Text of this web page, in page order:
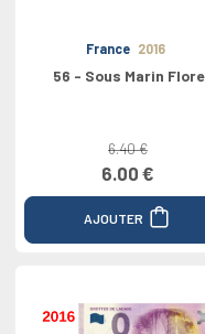
France 2016
56 - Sous Marin Flore
6.40 €
6.00 €
AJOUTER